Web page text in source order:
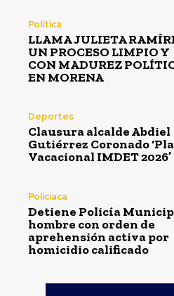
Política
LLAMA JULIETA
UN PROCESO LIMPIO Y
CON MADUREZ
EN MORENA
Deportes
Clausura alcalde Abdiel
Gutiérrez Coronado
Vacacional IMDET 2026’
Policiaca
Detiene Policía
hombre con orden de
aprehensión activa por
homicidio calificado